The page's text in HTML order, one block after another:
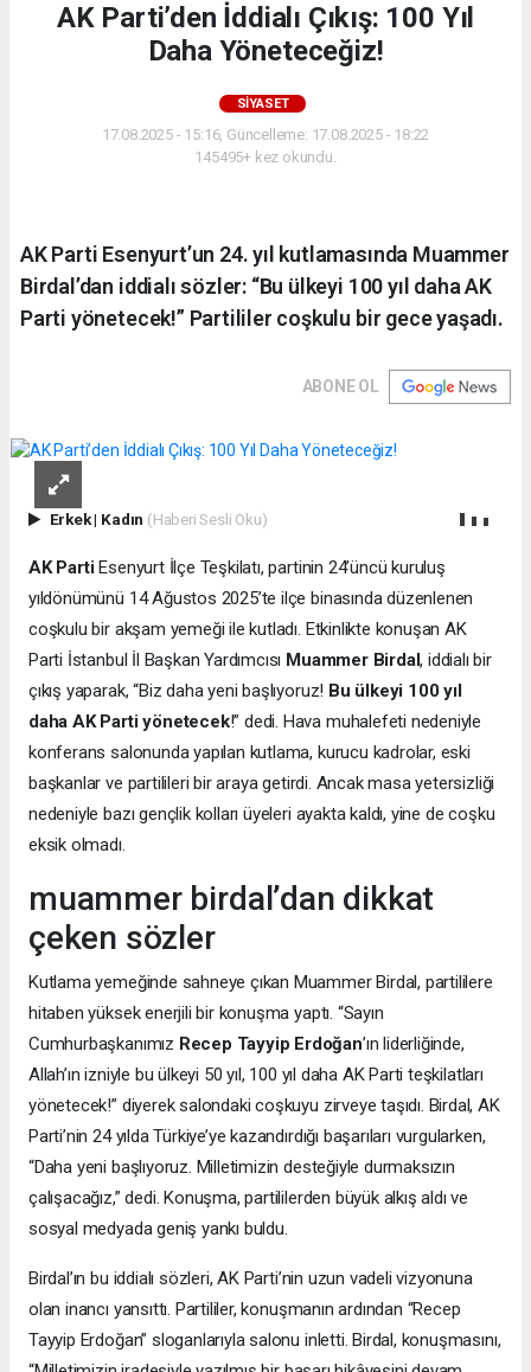
AK Parti’den İddialı Çıkış: 100 Yıl
Daha Yöneteceğiz!
SIYASET
17.08.2025 - 15:16, Güncelleme: 17.08.2025 - 18:22
145495+ kez okundu.
AK Parti Esenyurt’un 24. yıl kutlamasında Muammer
Birdal’dan iddialı sözler: “Bu ülkeyi 100 yıl daha AK
Parti yönetecek!” Partililer coşkulu bir gece yaşadı.
ABONE OL
Erkek| Kadın (Haberi Sesli Oku)
AK PartiEsenyurt İlçe Teşkilatı, partinin 24’üncü kuruluş
yıldönümünü 14 Ağustos 2025’te ilçe binasında düzenlenen
coşkulu bir akşam yemeği ile kutladı. Etkinlikte konuşan AK
Parti İstanbul İl Başkan Yardımcısı Muammer Birdal, iddialı bir
çıkış yaparak, “Biz daha yeni başlıyoruz! Bu ülkeyi 100 yıl
daha AK Parti yönetecek!” dedi. Hava muhalefeti nedeniyle
konferans salonunda yapılan kutlama, kurucu kadrolar, eski
başkanlar ve partilileri bir araya getirdi. Ancak masa yetersizliği
nedeniyle bazı gençlik kolları üyeleri ayakta kaldı, yine de coşku
eksik olmadı.
muammer birdal’dan dikkat
çeken sözler
Kutlama yemeğinde sahneye çıkan Muammer Birdal, partililere
hitaben yüksek enerjili bir konuşma yaptı. “Sayın
Cumhurbaşkanımız Recep Tayyip Erdoğan’ın liderliğinde,
Allah’ın izniyle bu ülkeyi 50 yıl, 100 yıl daha AK Parti teşkilatları
yönetecek!” diyerek salondaki coşkuyu zirveye taşıdı. Birdal, AK
Parti’nin 24 yılda Türkiye’ye kazandırdığı başarıları vurgularken,
“Daha yeni başlıyoruz. Milletimizin desteğiyle durmaksızın
çalışacağız,” dedi. Konuşma, partililerden büyük alkış aldı ve
sosyal medyada geniş yankı buldu.
Birdal’ın bu iddialı sözleri, AK Parti’nin uzun vadeli vizyonuna
olan inancı yansıttı. Partililer, konuşmanın ardından “Recep
Tayyip Erdoğan” sloganlarıyla salonu inletti. Birdal, konuşmasını,